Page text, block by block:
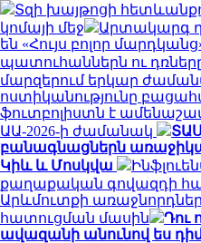
Տզի խայթոցի
կոմայի մեջ
Արտակարգ
են «Հույս բոլոր
պատուհաններն ու
մարզերում երկար ժամանակ
ոստիկանությունը
ֆուտբոլիստն է
ԱԱ-2026-ի ժամանակ
բանագնացներն առաջիկա
Կիև և Մոսկվա
քաղաքական գովազդի
Արևմուտքի
հատուցման մասին
Դու
ավազանի անունով ես